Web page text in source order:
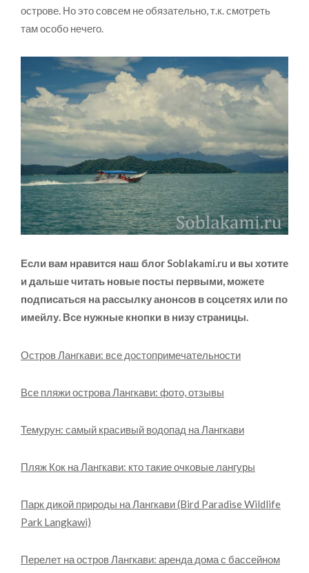
острове. Но это совсем не обязательно, т.к. смотреть
там особо нечего.
Если вам нравится наш блогSoblakami.ru и вы хотите
и дальше читать новые посты первыми, можете
подписаться на рассылку анонсов в соцсетях или по
имейлу. Все нужные кнопки в низу страницы.
Остров Лангкави: все достопримечательности
Все пляжи острова Лангкави: фото, отзывы
Темурун: самый красивый водопад на Лангкави
Пляж Кок на Лангкави: кто такие очковые лангуры
Парк дикой природы на Лангкави (Bird Paradise Wildlife
Park Langkawi)
Перелет на остров Лангкави: аренда дома с бассейном